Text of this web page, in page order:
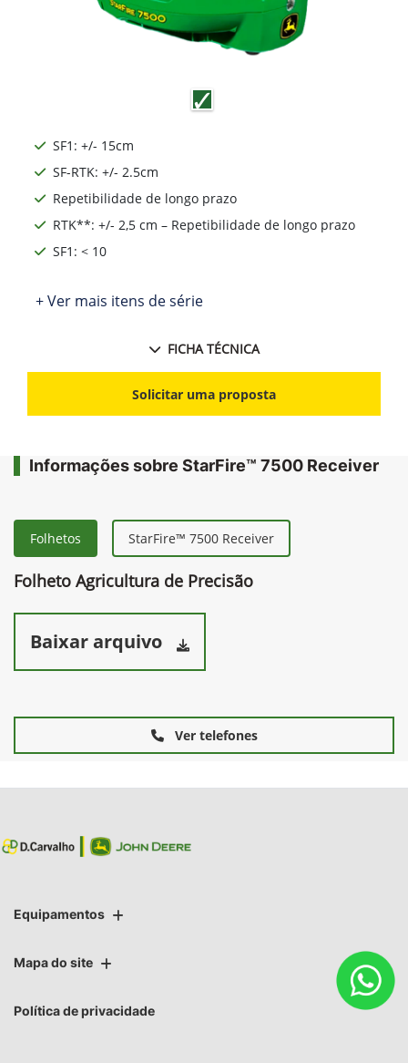
SF1: +/- 15cm
SF-RTK: +/- 2.5cm
Repetibilidade de longo prazo
RTK**: +/- 2,5 cm – Repetibilidade de longo prazo
SF1: < 10
+ Ver mais itens de série
FICHA TÉCNICA
Solicitar uma proposta
Informações sobre StarFire™ 7500 Receiver
Folhetos StarFire™ 7500 Receiver
Folheto Agricultura de Precisão
Baixar arquivo
Ver telefones
Equipamentos
Mapa do site
Política de privacidade